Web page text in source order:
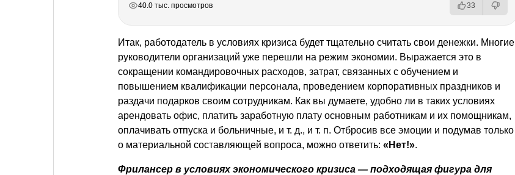
40.0 тыс. просмотров 33
Итак, работодатель в условиях кризиса будет тщательно считать свои денежки. Многие
руководители организаций уже перешли на режим экономии. Выражается это в
сокращении командировочных расходов, затрат, связанных с обучением и
повышением квалификации персонала, проведением корпоративных праздников и
раздачи подарков своим сотрудникам. Как вы думаете, удобно ли в таких условиях
арендовать офис, платить заработную плату основным работникам и их помощникам,
оплачивать отпуска и больничные, и т. д., и т. п. Отбросив все эмоции и подумав только
о материальной составляющей вопроса, можно ответить: «Нет!».
Фрилансер в условиях экономического кризиса — подходящая фигура для